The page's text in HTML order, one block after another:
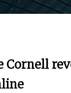
Cornell